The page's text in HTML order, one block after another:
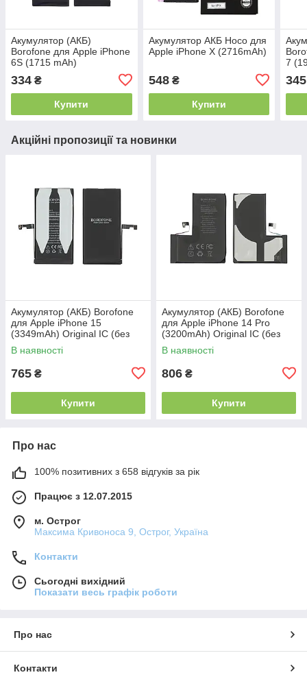
Акумулятор (АКБ)
Borofone для Apple iPhone
6S (1715 mAh)
334 ₴
Купити
Акумулятор АКБ Hoco для
Apple iPhone X (2716mAh)
548₴
Купити
7
345
Акційні пропозиції та новинки
Акумулятор (АКБ) Borofone
для Apple iPhone 15
(3349mAh) Original IC (без
помилки)
В наявності
765 ₴
Купити
Акумулятор (АКБ) Borofone
для Apple iPhone 14 Pro
(3200mAh) Original IC (без
помилки)
В наявності
806 ₴
Купити
Про нас
100% позитивних з 658 відгуків за рік
Працює з 12.07.2015
м. Острог
Максима Кривоноса 9, Острог, Україна
Контакти
Сьогодні вихідний
Показати весь графік роботи
Про нас
Контакти